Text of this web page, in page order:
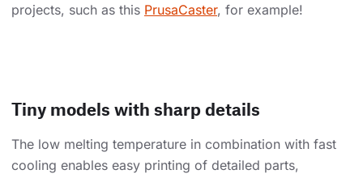
projects, such as this PrusaCaster, for example!
Tiny models with sharp details
The low melting temperature in combination with fast
cooling enables easy printing of detailed parts,